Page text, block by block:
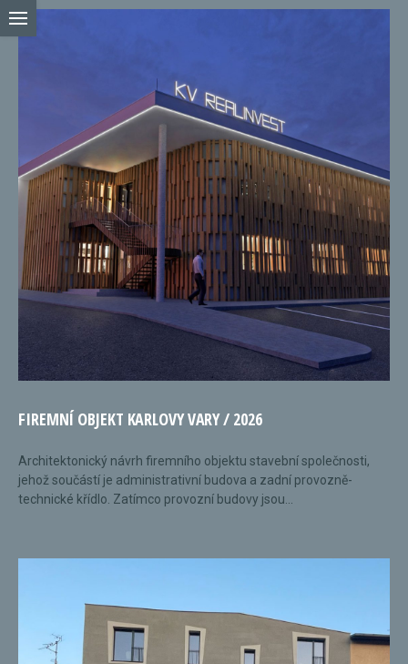
FIREMNÍ OBJEKT KARLOVY VARY / 2026
Architektonický návrh firemního objektu stavební společnosti,
jehož součástí je administrativní budova a zadní provozně-
technické křídlo. Zatímco provozní budovy jsou...